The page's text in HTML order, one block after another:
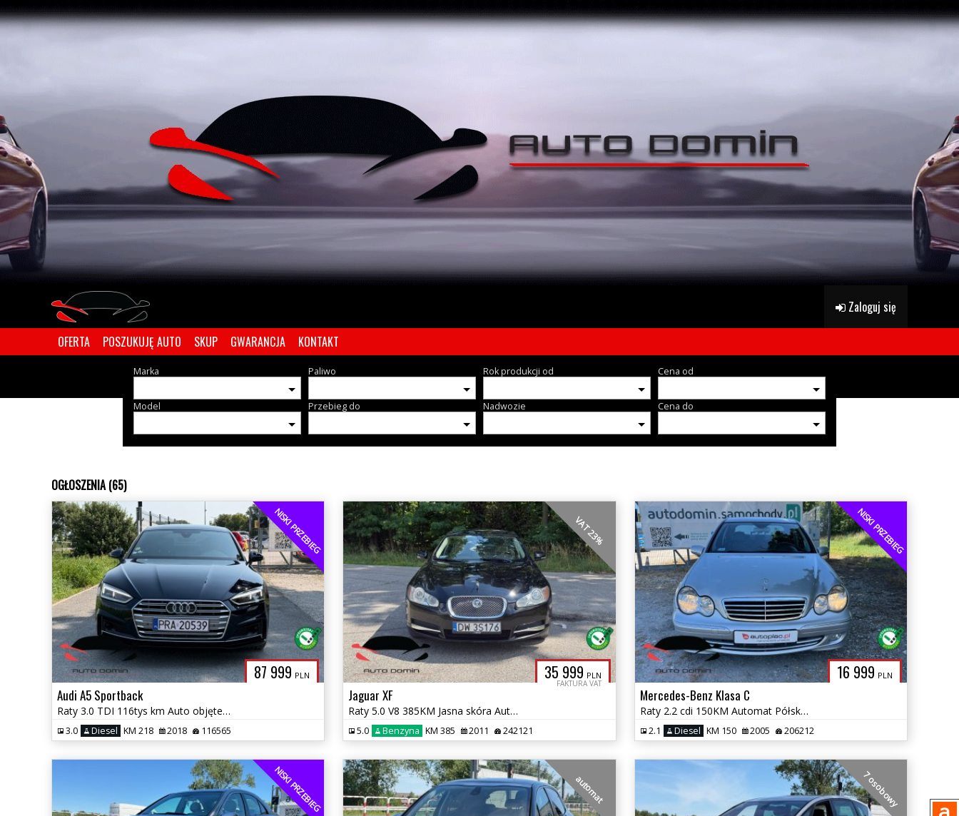
Zaloguj się
OFERTA POSZUKUJĘ AUTO SKUP GWARANCJA KONTAKT
Marka Paliwo Rok produkcji od Cena od
Model Przebieg do Nadwozie Cena do
OGŁOSZENIA (65)
87 999 PLN
NISKI PRZEBIEG
Audi A5 Sportback
Raty 3.0 TDI 116tys km Auto objęte roczną Gwarancją w cenie
3.0 Diesel KM 218 2018 116565
35 999 PLN
FAKTURA VAT
VAT 23%
Jaguar XF
Raty 5.0 V8 385KM Jasna skóra Automat,niski przebieg USA Zarej w PL
5.0 Benzyna KM 385 2011 242121
16 999 PLN
NISKI PRZEBIEG
Mercedes-Benz Klasa C
Raty 2.2 cdi 150KM Automat Półskóra tylko 200tys km Bez korozji
2.1 Diesel KM 150 2005 206212
NISKI PRZEBIEG automat 7 osobowy